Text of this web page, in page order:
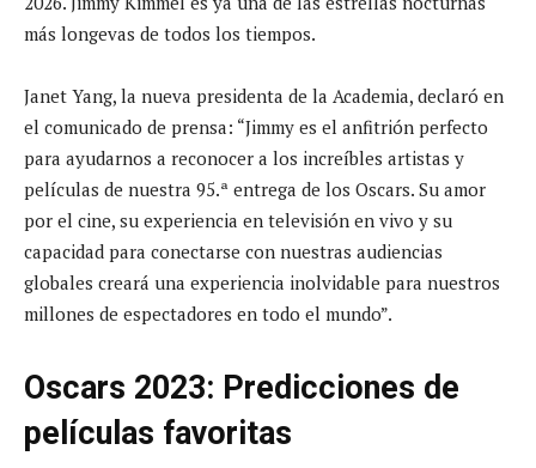
más longevas de todos los tiempos.
Janet Yang, la nueva presidenta de la Academia, declaró en
el comunicado de prensa: “Jimmy es el anfitrión perfecto
para ayudarnos a reconocer a los increíbles artistas y
películas de nuestra 95.ª entrega de los Oscars. Su amor
por el cine, su experiencia en televisión en vivo y su
capacidad para conectarse con nuestras audiencias
globales creará una experiencia inolvidable para nuestros
millones de espectadores en todo el mundo”.
Oscars 2023: Predicciones de
películas favoritas